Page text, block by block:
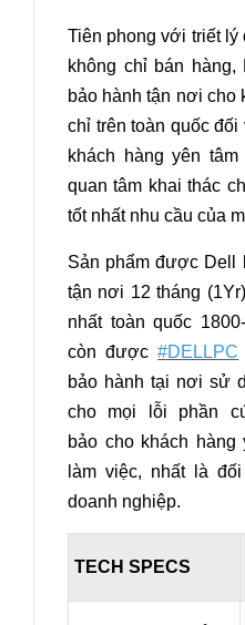
Tiên phong với triết
không chỉ bán
bảo hành tận nơi cho
chỉ trên toàn quốc
khách hàng yên
quan tâm khai thác
tốt nhất nhu cầu của
Sản phẩm được Dell
tận nơi 12 tháng
nhất toàn quốc
còn được#DELLPC
bảo hành tại nơi sử
cho mọi lỗi phần
bảo cho khách hàng
làm việc, nhất là
doanh nghiệp.
TECH SPECS